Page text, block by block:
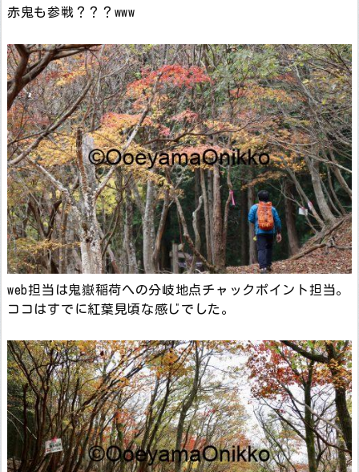
赤鬼も参戦？？？www
web担当は鬼嶽稲荷への分岐地点チャックポイント担当。
ココはすでに紅葉見頃な感じでした。